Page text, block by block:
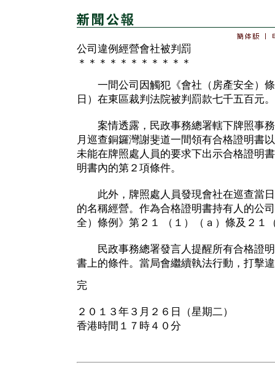
公司違例經營會社被判罰
＊＊＊＊＊＊＊＊＊＊＊
一間公司因觸犯《會社（房產安全）條
日）在東區裁判法院被判罰款七千五百元。
案情透露，民政事務總署轄下牌照事務
月巡查銅鑼灣謝斐道一間領有合格證明書
未能在牌照處人員的要求下出示合格證明
明書內的第２項條件。
此外，牌照處人員發現會社在巡查當日
的名稱經營。作為合格證明書持有人的公
全）條例》第２１ （１）（ａ）條及２１
民政事務總署發言人提醒所有合格證明
書上的條件。當局會繼續執法行動，打擊
完
２０１３年３月２６日（星期二）
香港時間１７時４０分